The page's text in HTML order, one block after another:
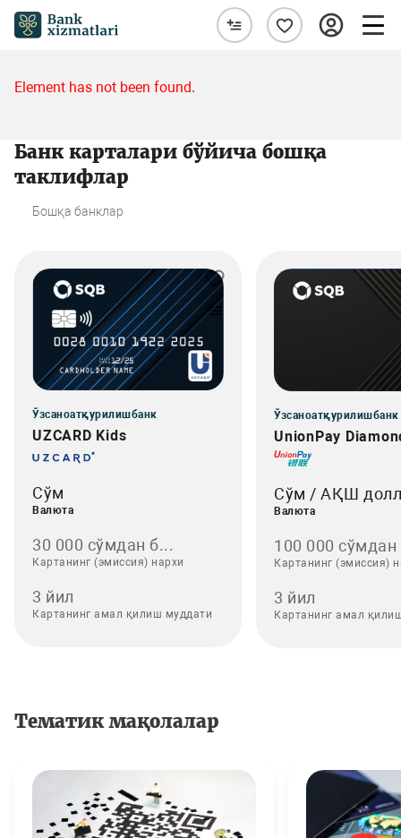
Element has not been found.
Банк карталари бўйича бошқа
таклифлар
Бошқа банклар
Ўзсаноатқурилишбанк
UZCARD Kids
Сўм
Валюта
30 000 сўмдан б...
Картанинг (эмиссия) нархи
3 йил
Картанинг амал қилиш муддати
Ўзсаноатқурилишбанк
UnionPay
Сўм / АҚШ
Валюта
100 000 сўмдан
Картанинг (эмиссия)
3 йил
Картанинг амал
Тематик мақолалар